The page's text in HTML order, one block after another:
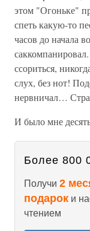
этом "Огоньке"
спеть какую-то
часов до начала
ссориться,
слух, без нот!
нервничал…
И было мне
Более 800
Получи 2
подарок и
чтением